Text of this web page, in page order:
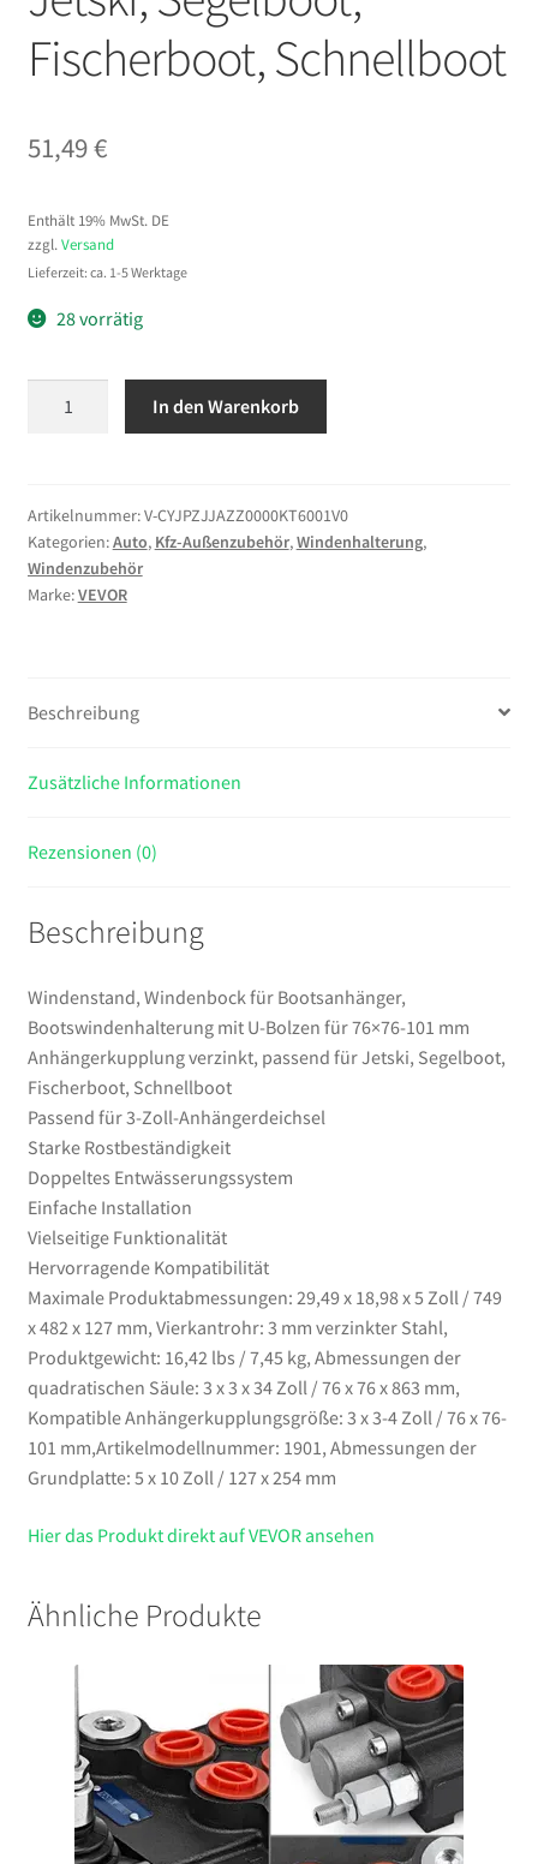
Fischerboot, Schnellboot
51,49€
Enthält 19% MwSt. DE
zzgl. Versand
Lieferzeit: ca. 1-5 Werktage
28 vorrätig
Bootsanhänger,
Bootswindenhalterung
mit
U-
101
Anhängerkupplung
passend
Segelboot,
Schnellboot
Menge
In den Warenkorb
Artikelnummer:V-CYJPZJJAZZ0000KT6001V0
Kategorien:Auto, Kfz-Außenzubehör,Windenhalterung,
Windenzubehör
Marke:VEVOR
Beschreibung
Zusätzliche Informationen
Rezensionen (0)
Beschreibung
Windenstand, Windenbock für Bootsanhänger,
Bootswindenhalterung mit U-Bolzen für 76×76-101 mm
Anhängerkupplung verzinkt, passend für Jetski, Segelboot,
Fischerboot, Schnellboot
Passend für 3-Zoll-Anhängerdeichsel
Starke Rostbeständigkeit
Doppeltes Entwässerungssystem
Einfache Installation
Vielseitige Funktionalität
Hervorragende Kompatibilität
Maximale Produktabmessungen: 29,49 x 18,98 x 5 Zoll / 749
x 482 x 127 mm, Vierkantrohr: 3 mm verzinkter Stahl,
Produktgewicht: 16,42 lbs / 7,45 kg, Abmessungen der
quadratischen Säule: 3 x 3 x 34 Zoll / 76 x 76 x 863 mm,
Kompatible Anhängerkupplungsgröße: 3 x 3-4 Zoll / 76 x 76-
101 mm,Artikelmodellnummer: 1901, Abmessungen der
Grundplatte: 5 x 10 Zoll / 127 x 254 mm
Hier das Produkt direkt auf VEVOR ansehen
Ähnliche Produkte